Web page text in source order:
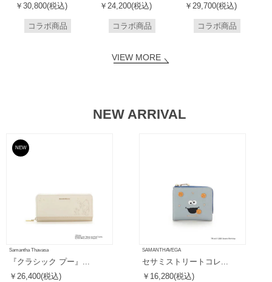
￥30,800(税込)
コラボ商品
￥24,200(税込)
コラボ商品
￥29,700(税込)
コラボ商品
VIEW MORE
NEW ARRIVAL
予約
NEW
Samantha Thavasa
『クラシック プー』...
￥26,400(税込)
SAMANTHAVEGA
セサミストリートコレ...
￥16,280(税込)